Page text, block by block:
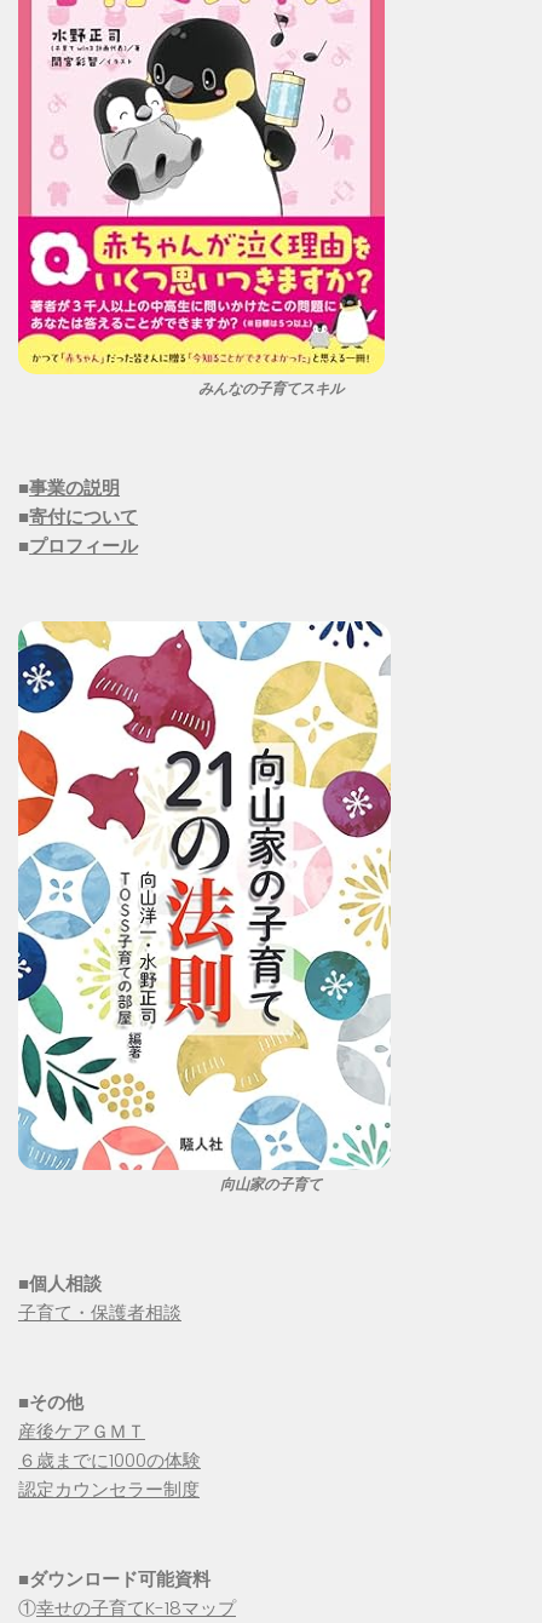
みんなの子育てスキル
■事業の説明
■寄付について
■プロフィール
向山家の子育て
■個人相談
子育て・保護者相談
■その他
産後ケアＧＭＴ
６歳までに1000の体験
認定カウンセラー制度
■ダウンロード可能資料
①幸せの子育てK-18マップ